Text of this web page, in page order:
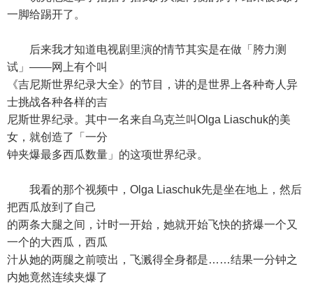
一脚给踢开了。
后来我才知道电视剧里演的情节其实是在做「胯力测
试」——网上有个叫
《吉尼斯世界纪录大全》的节目，讲的是世界上各种奇人异
士挑战各种各样的吉
尼斯世界纪录。其中一名来自乌克兰叫Olga Liaschuk的美
女，就创造了「一分
钟夹爆最多西瓜数量」的这项世界纪录。
我看的那个视频中，Olga Liaschuk先是坐在地上，然后
把西瓜放到了自己
的两条大腿之间，计时一开始，她就开始飞快的挤爆一个又
一个的大西瓜，西瓜
汁从她的两腿之前喷出，飞溅得全身都是……结果一分钟之
内她竟然连续夹爆了